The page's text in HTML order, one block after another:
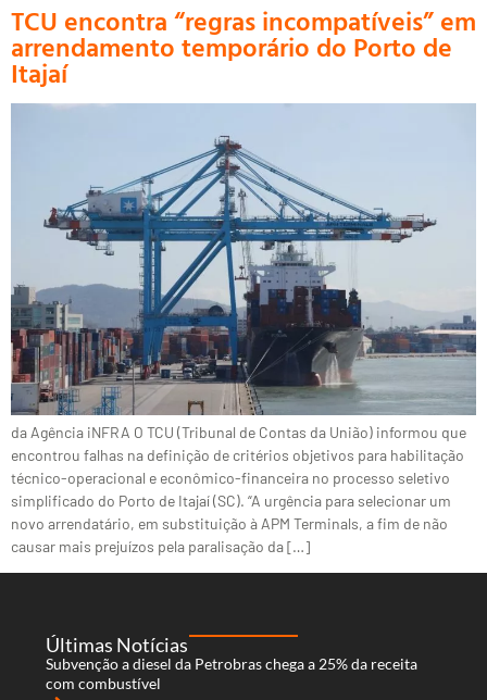
TCU encontra “regras incompatíveis” em
arrendamento temporário do Porto de
Itajaí
da Agência iNFRA O TCU (Tribunal de Contas da União) informou que
encontrou falhas na definição de critérios objetivos para habilitação
técnico-operacional e econômico-financeira no processo seletivo
simplificado do Porto de Itajaí (SC). “A urgência para selecionar um
novo arrendatário, em substituição à APM Terminals, a fim de não
causar mais prejuízos pela paralisação da […]
Últimas Notícias
Subvenção a diesel da Petrobras chega a 25% da receita
com combustível